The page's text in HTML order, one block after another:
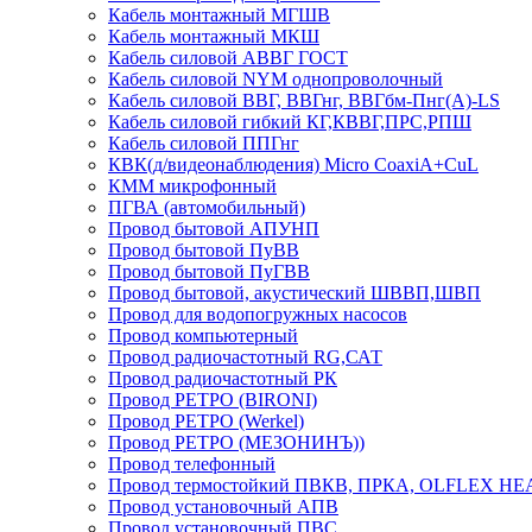
Кабель монтажный МГШВ
Кабель монтажный МКШ
Кабель силовой АВВГ ГОСТ
Кабель силовой NYM однопроволочный
Кабель силовой ВВГ, ВВГнг, ВВГбм-Пнг(А)-LS
Кабель силовой гибкий КГ,КВВГ,ПРС,РПШ
Кабель силовой ППГнг
КВК(д/видеонаблюдения) Micro CoaxiA+CuL
КММ микрофонный
ПГВА (автомобильный)
Провод бытовой АПУНП
Провод бытовой ПуВВ
Провод бытовой ПуГВВ
Провод бытовой, акустический ШВВП,ШВП
Провод для водопогружных насосов
Провод компьютерный
Провод радиочастотный RG,САТ
Провод радиочастотный РК
Провод РЕТРО (BIRONI)
Провод РЕТРО (Werkel)
Провод РЕТРО (МЕЗОНИНЪ))
Провод телефонный
Провод термостойкий ПВКВ, ПРКА, OLFLEX
Провод установочный АПВ